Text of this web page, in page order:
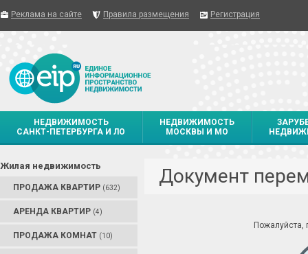
Реклама на сайте Правила размещения Регистрация
НЕДВИЖИМОСТЬ
САНКТ-ПЕТЕРБУРГА И ЛО
НЕДВИЖИМОСТЬ
МОСКВЫ И МО
Жилая недвижимость
ПРОДАЖА КВАРТИР (632)
АРЕНДА КВАРТИР (4)
ПРОДАЖА КОМНАТ (10)
Документ
Пожалуйста,